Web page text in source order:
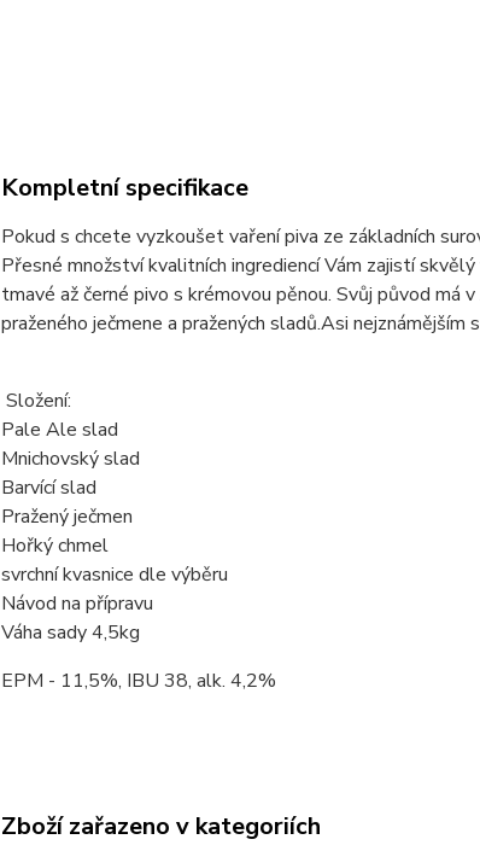
Kompletní specifikace
Pokud s chcete vyzkoušet vaření piva ze základních
Přesné množství kvalitních ingrediencí Vám zajistí
tmavé až černé pivo s krémovou pěnou. Svůj původ
praženého ječmene a pražených sladů.Asi nejznámějším
Složení:
Pale Ale slad
Mnichovský slad
Barvící slad
Pražený ječmen
Hořký chmel
svrchní kvasnice dle výběru
Návod na přípravu
Váha sady 4,5kg
EPM - 11,5%, IBU 38, alk. 4,2%
Zboží zařazeno v kategoriích